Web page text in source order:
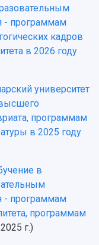
кампус
организации
- программам
кадров
в 2026 году
университет
программам
в 2025 году
в
- программам
программам
г.)